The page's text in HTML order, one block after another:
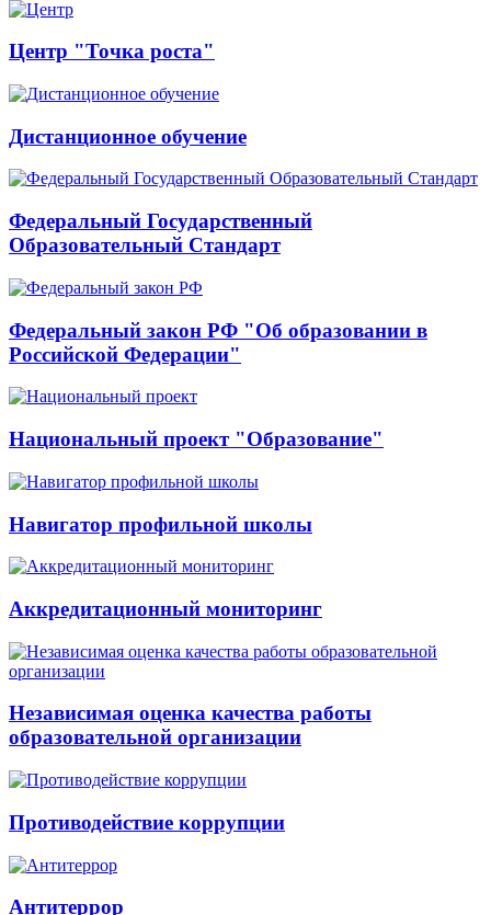
Центр "Точка роста"
Дистанционное обучение
Федеральный Государственный
Образовательный Стандарт
Федеральный закон РФ "Об образовании в
Российской Федерации"
Национальный проект "Образование"
Навигатор профильной школы
Аккредитационный мониторинг
Независимая оценка качества работы
образовательной организации
Противодействие коррупции
Антитеррор